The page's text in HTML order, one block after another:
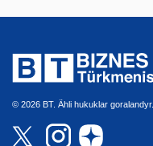
© 2026 BT. Ähli hukuklar goralandyr.